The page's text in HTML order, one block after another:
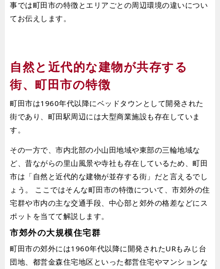
事では町田市の特徴とエリアごとの周辺環境の違いについ
てお伝えします。
自然と近代的な建物が共存する
街、町田市の特徴
町田市は1960年代以降にベッドタウンとして開発された
街であり、町田駅周辺には大型商業施設も存在していま
す。
その一方で、市内北部の小山田地域や東部の三輪地域な
ど、昔ながらの里山風景や寺社も存在しているため、町田
市は「自然と近代的な建物が並存する街」だと言えるでし
ょう。 ここではそんな町田市の特徴について、市郊外の住
宅群や市内の主な交通手段、中心部と郊外の格差などにス
ポットを当てて解説します。
市郊外の大規模住宅群
町田市の郊外には1960年代以降に開発されたURもみじ台
団地、都営金森住宅地区といった都営住宅やマンションな